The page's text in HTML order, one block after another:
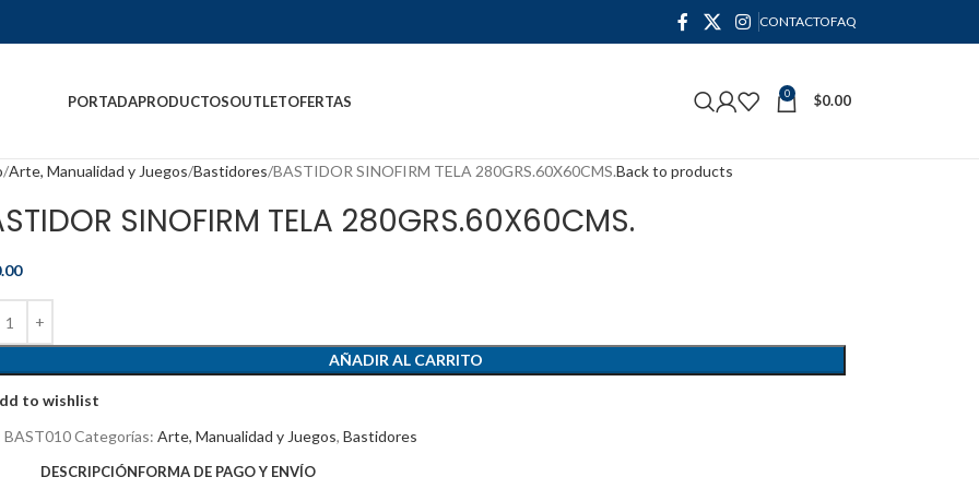
CONTACTOFAQ
PORTADAPRODUCTOSOUTLETOFERTAS 0 $0.00
Arte, Manualidad y Juegos Bastidores BASTIDOR SINOFIRM TELA 280GRS.60X60CMS.Back to products
SINOFIRM TELA 280GRS.60X60CMS.
AÑADIR AL CARRITO
to wishlist
BAST010Categorías: Arte, Manualidad y Juegos, Bastidores
DESCRIPCIÓNFORMA DE PAGO Y ENVÍO